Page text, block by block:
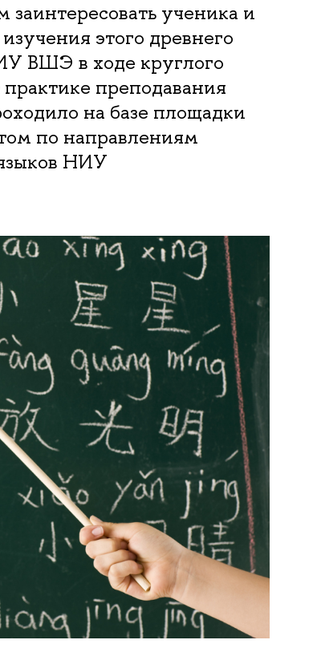
ученика и
этого древнего
ВШЭ в ходе круглого
преподавания
на базе площадки
по направлениям
НИУ